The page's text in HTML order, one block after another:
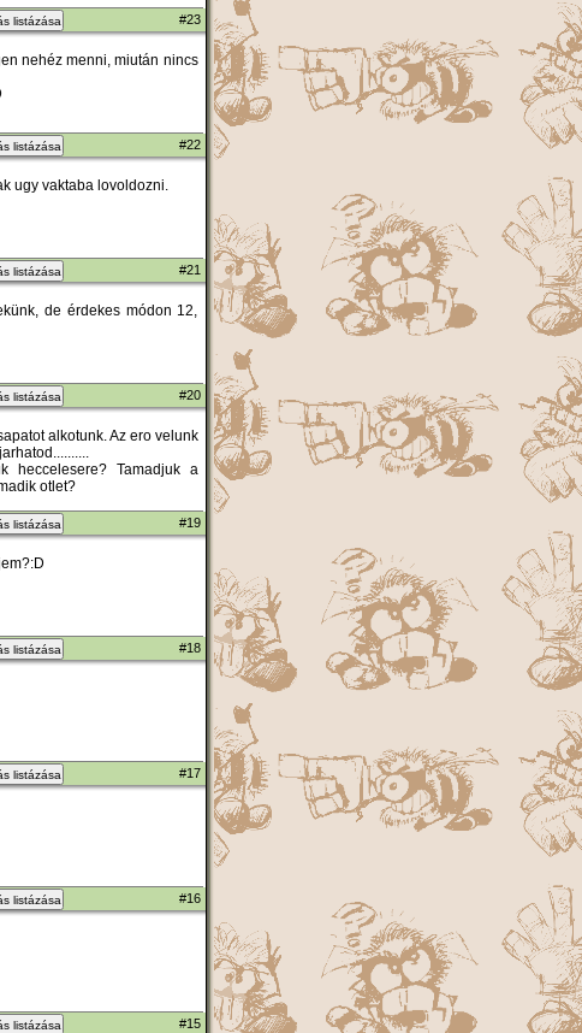
listázása #23
nehéz menni, miután nincs
listázása #22
ugy vaktaba lovoldozni.
listázása #21
de érdekes módon 12,
listázása #20
alkotunk. Az ero velunk
heccelesere? Tamadjuk a
otlet?
listázása #19
listázása #18
listázása #17
listázása #16
listázása #15